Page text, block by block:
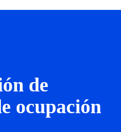
de
ocupación